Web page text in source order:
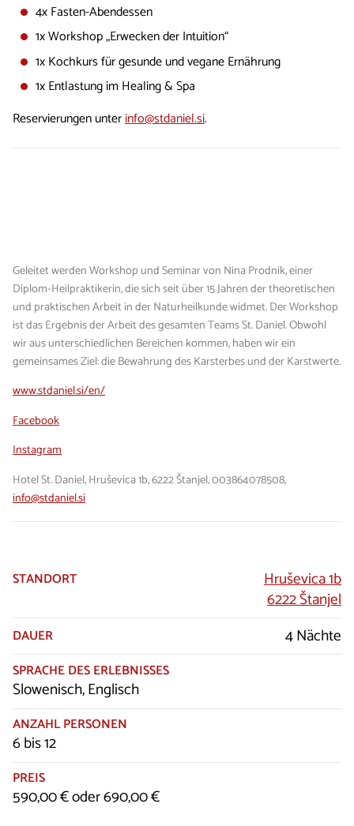
4x Fasten-Abendessen
1x Workshop „Erwecken der Intuition“
1x Kochkurs für gesunde und vegane Ernährung
1x Entlastung im Healing & Spa
Reservierungen unterinfo@stdaniel.si.
Geleitet werden Workshop und Seminar von Nina Prodnik, einer
Diplom-Heilpraktikerin, die sich seit über 15 Jahren der theoretischen
und praktischen Arbeit in der Naturheilkunde widmet. Der Workshop
ist das Ergebnis der Arbeit des gesamten Teams St. Daniel. Obwohl
wir aus unterschiedlichen Bereichen kommen, haben wir ein
gemeinsames Ziel: die Bewahrung des Karsterbes und der Karstwerte.
www.stdaniel.si/en/
Facebook
Instagram
Hotel St. Daniel, Hruševica 1b, 6222 Štanjel, 003864078508,
info@stdaniel.si
STANDORT
Hruševica 1b
6222 Štanjel
DAUER 4 Nächte
SPRACHE DES ERLEBNISSES
Slowenisch, Englisch
ANZAHL PERSONEN
6 bis 12
PREIS
590,00 € oder 690,00 €